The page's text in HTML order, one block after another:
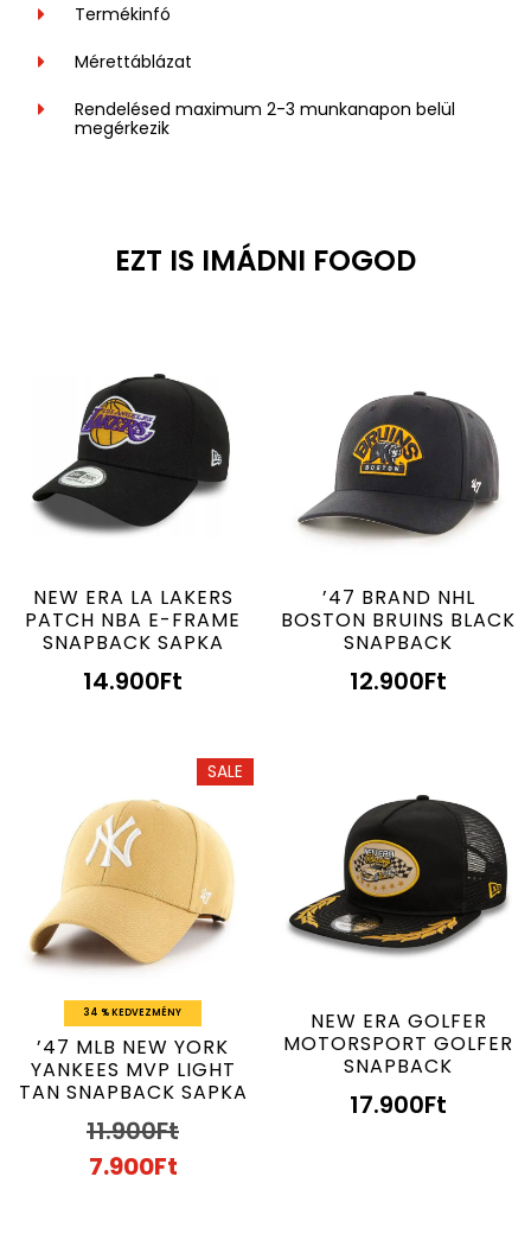
Termékinfó
Mérettáblázat
Rendelésed maximum 2-3 munkanapon belül
megérkezik
EZT IS IMÁDNI FOGOD
NEW ERA LA LAKERS
PATCH NBA E-FRAME
SNAPBACK SAPKA
14.900Ft
’47 BRAND NHL
BOSTON BRUINS BLACK
SNAPBACK
12.900Ft
SALE
34 % KEDVEZMÉNY
’47 MLB NEW YORK
YANKEES MVP LIGHT
TAN SNAPBACK SAPKA
11.900Ft
7.900Ft
NEW ERA GOLFER
MOTORSPORT GOLFER
SNAPBACK
17.900Ft